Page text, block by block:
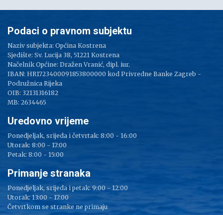
Podaci o pravnom subjektu
Naziv subjekta: Općina Kostrena
Sjedište: Sv. Lucija 38, 51221 Kostrena
Načelnik Općine: Dražen Vranić, dipl. iur.
IBAN: HR1723400091853800000 kod Privredne Banke Zagreb -
Podružnica Rijeka
OIB: 32131316182
MB: 2634465
Uredovno vrijeme
Ponedjeljak, srijeda i četvrtak: 8:00 - 16:00
Utorak: 8:00 - 17:00
Petak: 8:00 - 15:00
Primanje stranaka
Ponedjeljak, srijeda i petak: 9:00 - 12:00
Utorak: 13:00 - 17:00
Četvrtkom se stranke ne primaju